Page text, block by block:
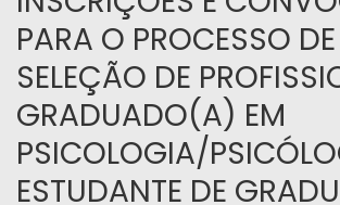
PARA O PROCESSO DE
SELEÇÃO DE
GRADUADO(A) EM
PSICOLOGIA/
ESTUDANTE DE